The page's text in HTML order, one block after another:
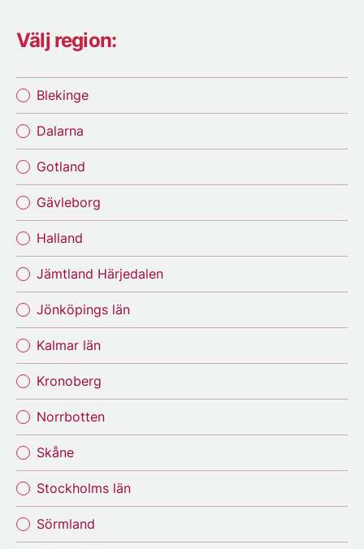
Välj region:
Blekinge
Dalarna
Gotland
Gävleborg
Halland
Jämtland Härjedalen
Jönköpings län
Kalmar län
Kronoberg
Norrbotten
Skåne
Stockholms län
Sörmland